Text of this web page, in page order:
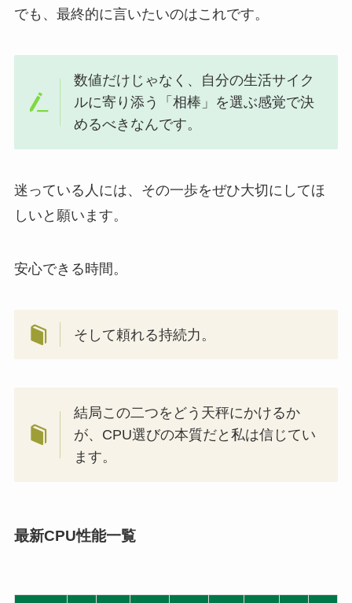
でも、最終的に言いたいのはこれです。
数値だけじゃなく、自分の生活サイク
ルに寄り添う「相棒」を選ぶ感覚で決
めるべきなんです。
迷っている人には、その一歩をぜひ大切にしてほ
しいと願います。
安心できる時間。
そして頼れる持続力。
結局この二つをどう天秤にかけるか
が、CPU選びの本質だと私は信じてい
ます。
最新CPU性能一覧